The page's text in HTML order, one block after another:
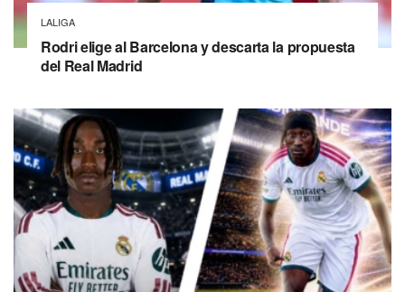
LALIGA
Rodri elige al Barcelona y descarta la propuesta
del Real Madrid